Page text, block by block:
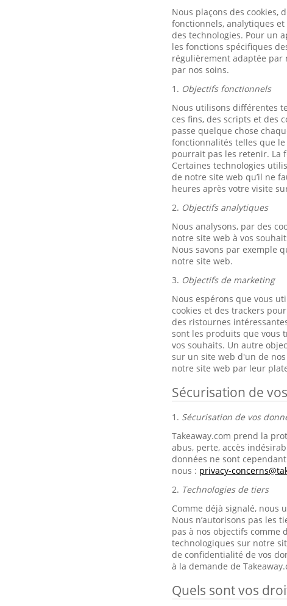
Nous plaçons des cookies,
fonctionnels, analytiques
des technologies. Pour un
les fonctions spécifiques
régulièrement adaptée par
par nos soins.
1. Objectifs fonctionnels
Nous utilisons différentes
ces fins, des scripts et des
passe quelque chose
fonctionnalités telles que
pourrait pas les retenir. La
Certaines technologies
de notre site web qu’il ne
heures après votre visite
2. Objectifs analytiques
Nous analysons, par des
notre site web à vos
Nous savons par exemple
notre site web.
3. Objectifs de marketing
Nous espérons que vous
cookies et des trackers
des ristournes
sont les produits que vous
vos souhaits. Un autre
sur un site web d'un de
notre site web par leur
Sécurisation de
1. Sécurisation de vos
Takeaway.com prend la
abus, perte, accès
données ne sont
nous : privacy-
2. Technologies de tiers
Comme déjà signalé, nous
Nous n’autorisons pas les
pas à nos objectifs comme
technologiques sur notre
de confidentialité de vos
à la demande de
Quels sont vos